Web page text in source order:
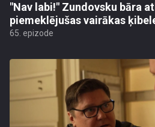
"Nav labi!" Zundovsku bāra
piemeklējušas vairākas
65. epizode